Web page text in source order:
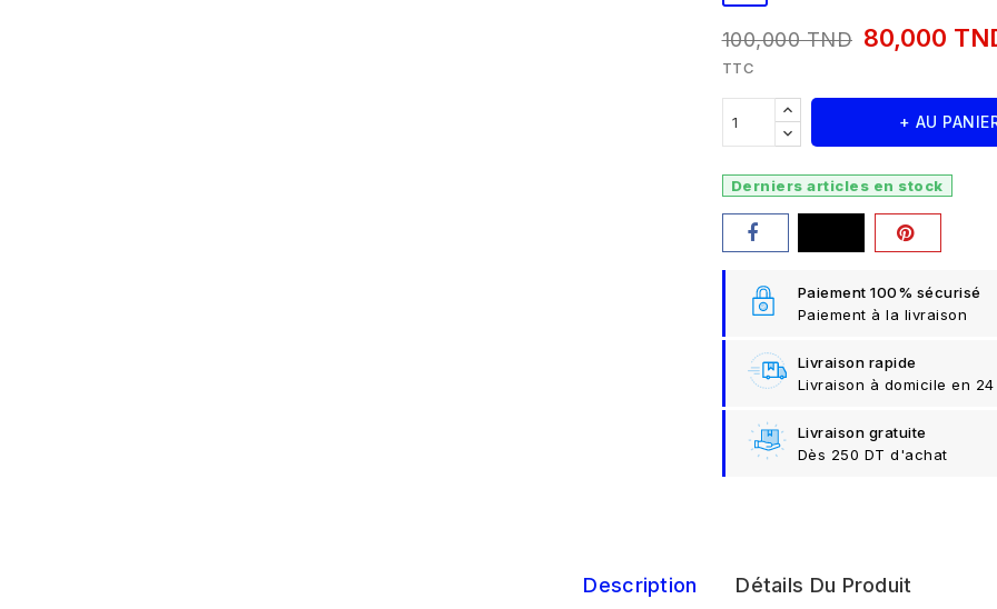
100,000 TND 80,000
TTC
+ AU
Derniers articles en stock
Paiement 100% sécurisé
Paiement à la livraison
Livraison rapide
Livraison à domicile en 24
Livraison gratuite
Dès 250 DT d'achat
Description Détails Du Produit